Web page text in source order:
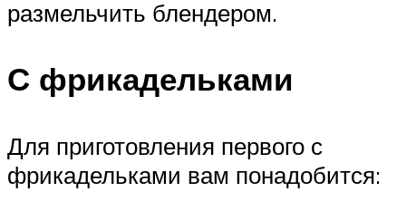
размельчить блендером.
С фрикадельками
Для приготовления первого с
фрикадельками вам понадобится: